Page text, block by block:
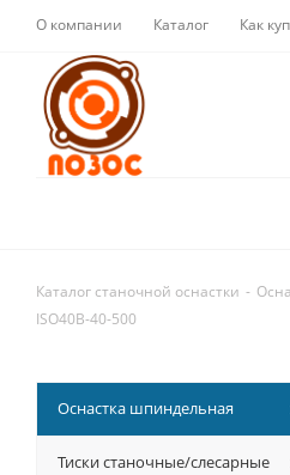
О компании Каталог Как
Каталог станочной оснастки -
ISO40B-40-500
Оснастка шпиндельная
Тиски станочные/слесарные